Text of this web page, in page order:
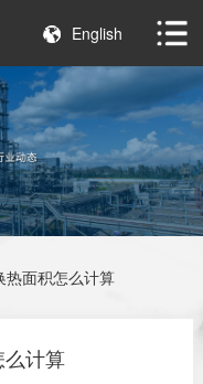
English
面积怎么计算
计算